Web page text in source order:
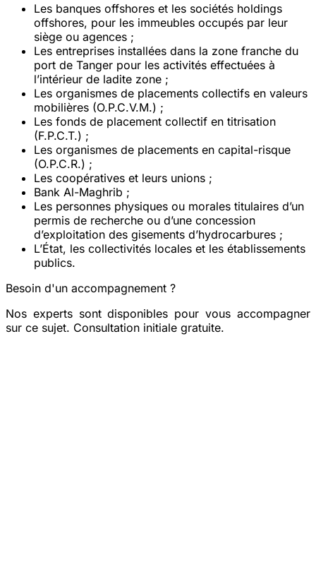
Les banques offshores et les sociétés holdings
offshores, pour les immeubles occupés par leur
siège ou agences ;
Les entreprises installées dans la zone franche du
port de Tanger pour les activités effectuées à
l’intérieur de ladite zone ;
Les organismes de placements collectifs en valeurs
mobilières (O.P.C.V.M.) ;
Les fonds de placement collectif en titrisation
(F.P.C.T.) ;
Les organismes de placements en capital-risque
(O.P.C.R.) ;
Les coopératives et leurs unions ;
Bank Al-Maghrib ;
Les personnes physiques ou morales titulaires d’un
permis de recherche ou d’une concession
d’exploitation des gisements d’hydrocarbures ;
L’État, les collectivités locales et les établissements
publics.
Besoin d'un accompagnement ?
Nos experts sont disponibles pour vous accompagner
sur ce sujet. Consultation initiale gratuite.